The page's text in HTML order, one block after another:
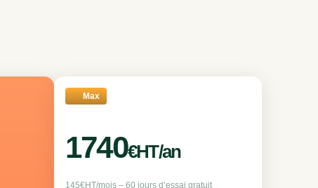
Max
1740€HT/an
145€HT/mois – 60 jours d’essai gratuit